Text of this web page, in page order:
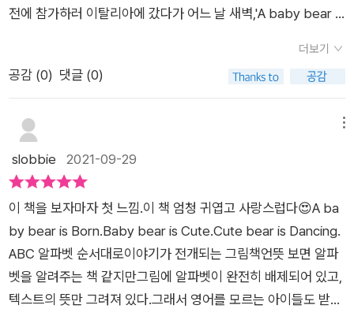
전에 참가하러 이탈리아에 갔다가 어느 날 새벽,'A baby bear is
지 쉬지 않고들려오는 꿈을 꾸셨다고 한다. 꿈에서 들려온 목소리
를 그대로 받아 써이 책이 출간되었다고... 세상에... 이것이 가능
하는데 개인적으로는 이 책이 더 기대된다.한글날 기념으로 10월
에 만나볼 수 있으면 얼마나 좋을까요...:D​​ 따뜻한 수채화 느낌의
그림이 너무 매력적이었다. 그림 보는 것 자체가 힐링이어서꼭 따
미취학 아동들에게는 어른이 계속 읽어주면서영어에 익숙해지기
에 좋을 것 같고,초등학생 이상 어린이들에게는 'A is B'형식의 문
장 구조를 익숙하게 하고풍부한 어휘력 향상을 위해서도 활용할
수 있을 것 같다.한 페이지에 딱 한 문장!이 적혀 있어서부담 없이
읽을 수 있었다. (그 짧은 문장에서 단어 뜻은 많이 물어보았지
더보기
공감 (0) 댓글 (0)
slobbie 2021-09-29
이 책을 보자마자 첫 느낌.이 책 엄청 귀엽고 사랑스럽다😍​A ba
by bear is Born.Baby bear is Cute.Cute bear is Dancing. ​
ABC 알파벳 순서대로이야기가 전개되는 그림책​언뜻 보면 알파
벳을 알려주는 책 같지만그림에 알파벳이 완전히 배제되어 있고,
텍스트의 뜻만 그려져 있다.​그래서 영어를 모르는 아이들도 받아